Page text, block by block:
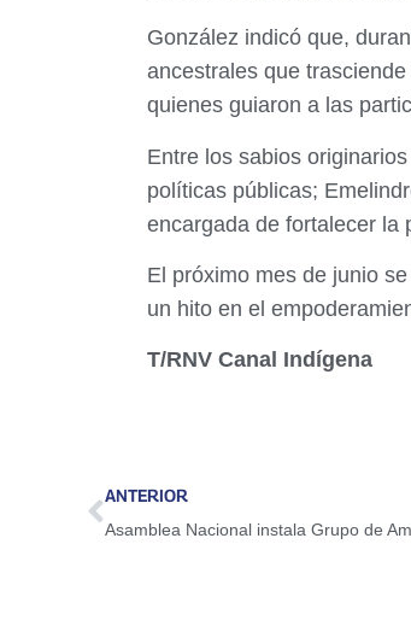
González indicó que,
ancestrales que
quienes guiaron a las
Entre los sabios
políticas públicas;
encargada de fortalecer la
El próximo mes de junio
un hito en el
T/RNV Canal Indígena
ANTERIOR
Asamblea Nacional instala Grupo de